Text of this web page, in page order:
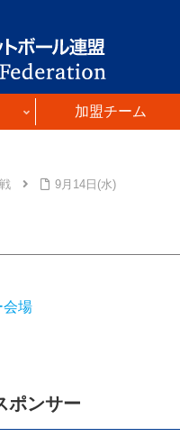
加盟チーム
9月14日(水)
会場
ポンサー